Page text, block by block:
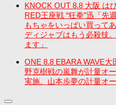
KNOCK OUT 8.8 大阪 は
RED王座戦 “狂拳”迅「先
もちゃをいっぱい買って
ディジャブはもう必殺技
ます」
ONE 8.8 EBARA WAVE
野克樹戦の嵐舞が計量オ
実施。山本歩夢の計量オ